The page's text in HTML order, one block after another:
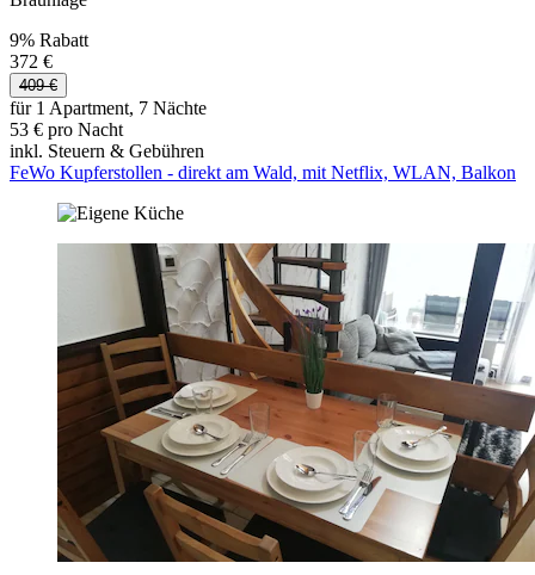
9% Rabatt
372 €
409 €
für 1 Apartment, 7 Nächte
53 € pro Nacht
inkl. Steuern & Gebühren
FeWo Kupferstollen - direkt am Wald, mit Netflix, WLAN, Balkon